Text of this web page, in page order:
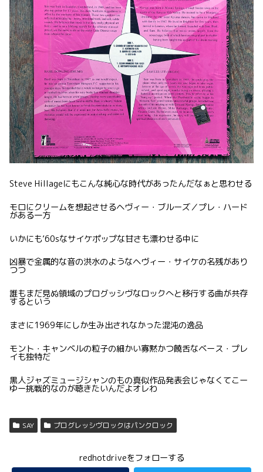
Steve Hillageにもこんな純心な時代があったんだなぁと思わせる
モロにクリームを想起させるヘヴィー・ブルーズ／プレ・ハード
がある一方
いかにも’60sなサイケポップな甘さも漂わせる中に
凶暴で金属的な音の洪水のようなヘヴィー・サイケの名残があり
つつ
誰もまだ見ぬ領域のプログッシヴなロックへと移行する曲が共存
するという
まさに1969年にしか生み出されなかった混沌の逸品
モント・キャンベルの粒子の細かい寡黙かつ饒舌なベース・プレ
イも独特だ
黒人ジャズミュージシャンのもの真似作品発表会じゃなくてこー
ゆー挑戦的なのが聴きたいんだよオレわ
SAY プログレッシヴロックはパンクロック
redhotdriveをフォローする